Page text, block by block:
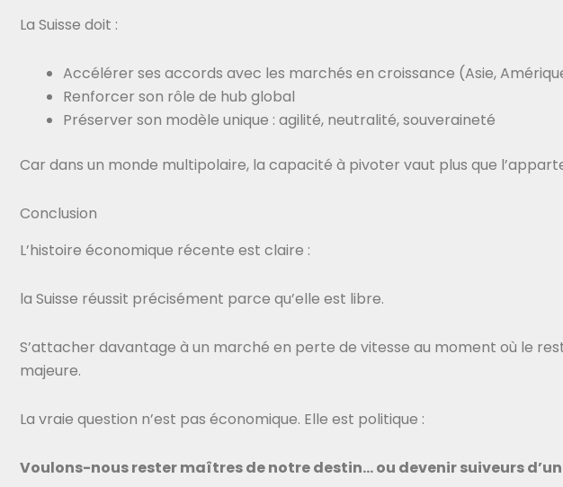
La Suisse doit :
Accélérer ses accords avec les marchés en croissance (Asie,
Renforcer son rôle de hub global
Préserver son modèle unique : agilité, neutralité, souveraineté
Car dans un monde multipolaire, la capacité à pivoter vaut plus que
Conclusion
L’histoire économique récente est claire :
la Suisse réussit précisément parce qu’elle est libre.
S’attacher davantage à un marché en perte de vitesse au moment où le
majeure.
La vraie question n’est pas économique. Elle est politique :
Voulons-nous rester maîtres de notre destin… ou devenir suiveurs